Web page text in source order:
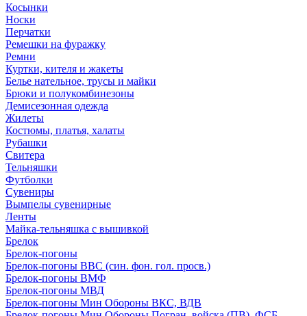
Косынки
Носки
Перчатки
Ремешки на фуражку
Ремни
Куртки, кителя и жакеты
Белье нательное, трусы и майки
Брюки и полукомбинезоны
Демисезонная одежда
Жилеты
Костюмы, платья, халаты
Рубашки
Свитера
Тельняшки
Футболки
Сувениры
Вымпелы сувенирные
Ленты
Майка-тельняшка с вышивкой
Брелок
Брелок-погоны
Брелок-погоны ВВС (син. фон. гол. просв.)
Брелок-погоны ВМФ
Брелок-погоны МВД
Брелок-погоны Мин Обороны ВКС, ВДВ